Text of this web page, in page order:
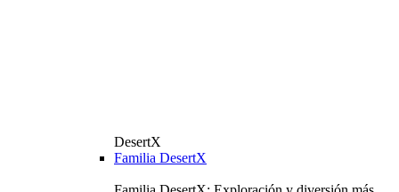
DesertX
Familia DesertX